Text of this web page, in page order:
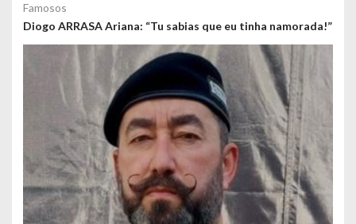
Famosos
Diogo ARRASA Ariana: “Tu sabias que eu tinha namorada!”